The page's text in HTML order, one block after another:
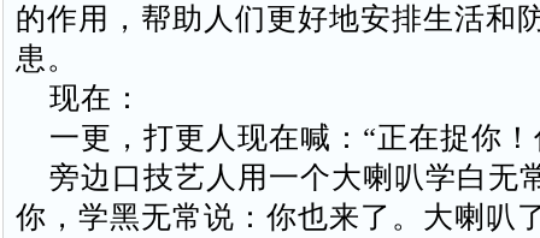
的作用，帮助人们更好地安排生活和
患。
现在：
一更，打更人现在喊：“正在捉你！
旁边口技艺人用一个大喇叭学白无
你，学黑无常说：你也来了。大喇叭